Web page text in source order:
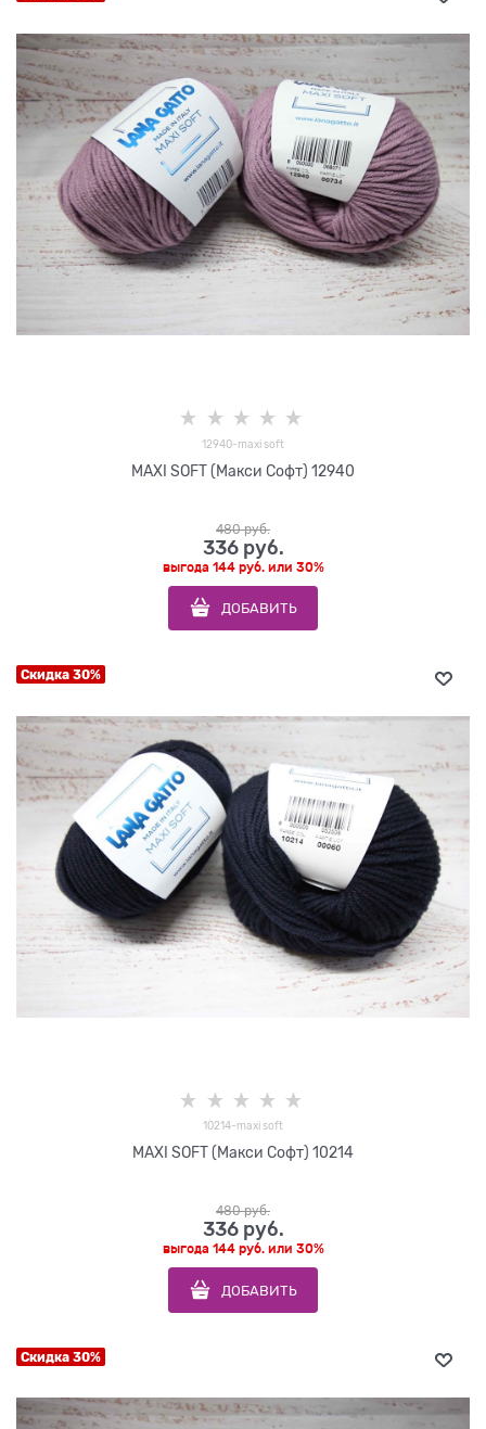
12940-maxi soft
MAXI SOFT (Макси Софт) 12940
480 руб.
336 руб.
выгода 144 руб.или 30%
ДОБАВИТЬ
Скидка 30%
10214-maxi soft
MAXI SOFT (Макси Софт) 10214
480 руб.
336 руб.
выгода 144 руб.или 30%
ДОБАВИТЬ
Скидка 30%